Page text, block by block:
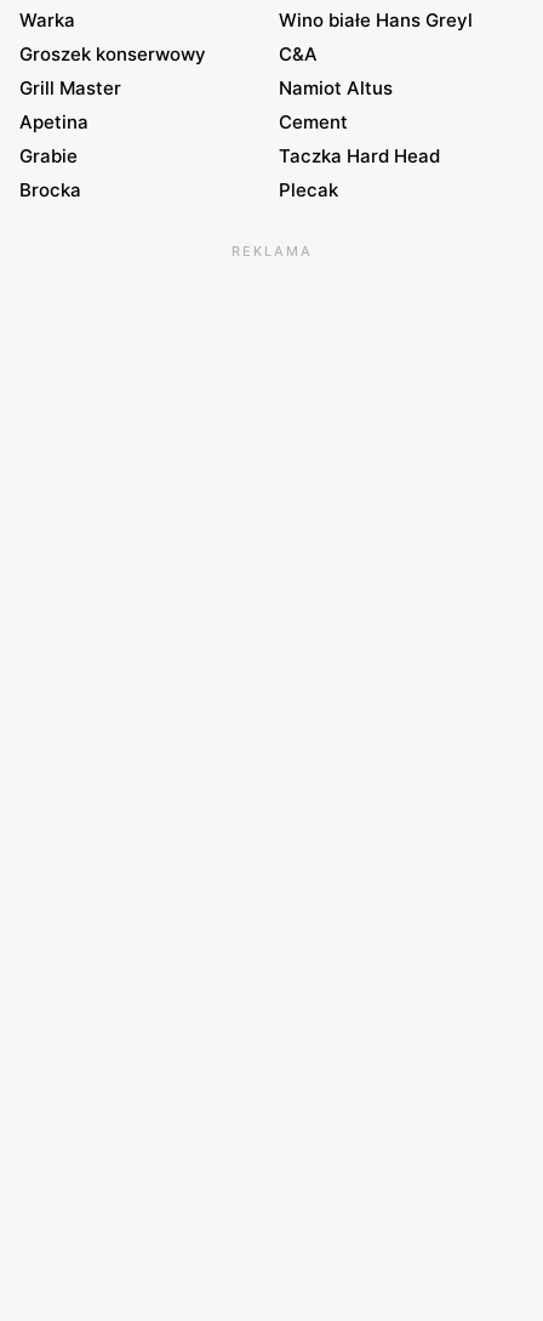
Warka
Wino białe Hans Greyl
Groszek konserwowy
C&A
Grill Master
Namiot Altus
Apetina
Cement
Grabie
Taczka Hard Head
Brocka
Plecak
REKLAMA